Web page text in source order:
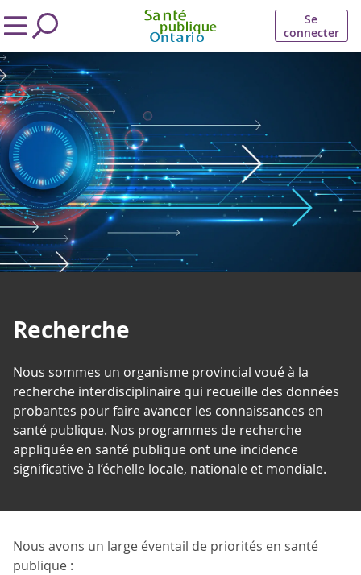
Se
connecter
Recherche
Nous sommes un organisme provincial voué à la
recherche interdisciplinaire qui recueille des données
probantes pour faire avancer les connaissances en
santé publique. Nos programmes de recherche
appliquée en santé publique ont une incidence
significative à l’échelle locale, nationale et mondiale.
Nous avons un large éventail de priorités en santé
publique :